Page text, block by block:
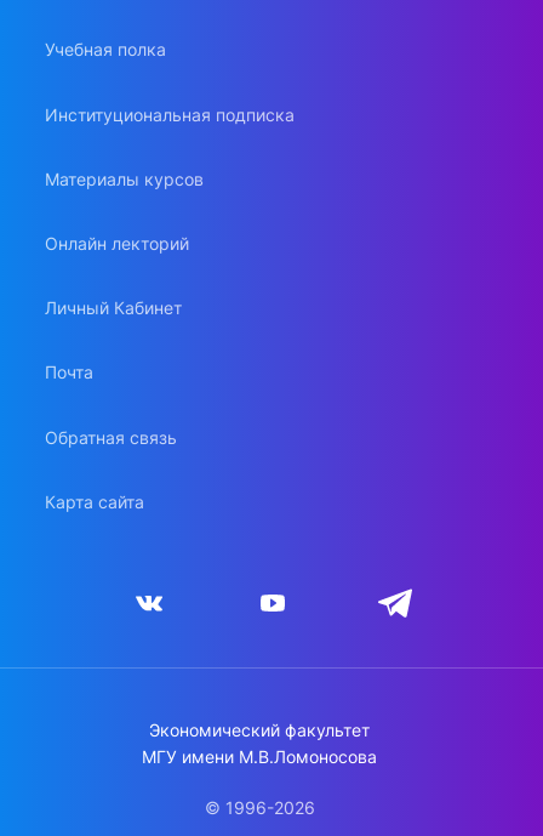
Учебная полка
Институциональная подписка
Материалы курсов
Онлайн лекторий
Личный Кабинет
Почта
Обратная связь
Карта сайта
Экономический факультет
МГУ имени М.В.Ломоносова
© 1996-2026